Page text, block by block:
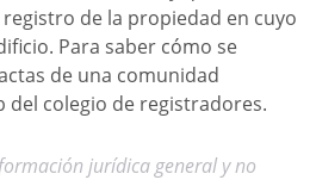
de la propiedad en cuyo
Para saber cómo se
de una comunidad
del colegio de registradores.
jurídica general y no